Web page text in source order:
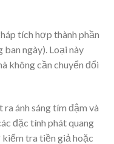
tích hợp thành phần
ban ngày). Loại này
không cần chuyển đổi
ra ánh sáng tím đậm và
đặc tính phát quang
tra tiền giả hoặc